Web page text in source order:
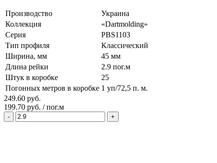
Производство
Украина
Коллекция
«Dartmolding»
Серия
PBS1103
Тип профиля
Классический
Ширина, мм
45 мм
Длина рейки
2.9 пог.м
Штук в коробке
25
Погонных метров в коробке 1 уп/72,5 п. м.
249.60 руб.
199.70 руб. / пог.м
- +